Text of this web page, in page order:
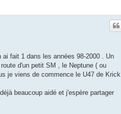
fait 1 dans les années 98-2000 . Un
d'un petit SM , le Neptune ( ou
je viens de commence le U47 de Krick
beaucoup aidé et j'espère partager